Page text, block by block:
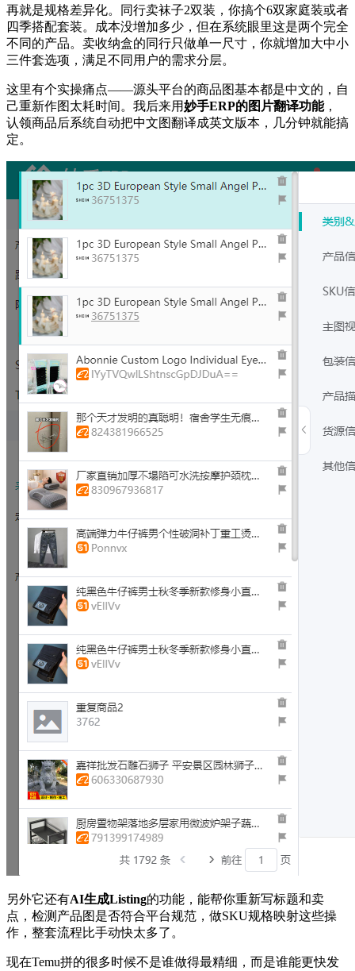
再就是规格差异化。同行卖袜子2双装，你搞个6双家庭装或者
四季搭配套装。成本没增加多少，但在系统眼里这是两个完全
不同的产品。卖收纳盒的同行只做单一尺寸，你就增加大中小
三件套选项，满足不同用户的需求分层。
这里有个实操痛点——源头平台的商品图基本都是中文的，自
己重新作图太耗时间。我后来用妙手ERP的图片翻译功能，
认领商品后系统自动把中文图翻译成英文版本，几分钟就能搞
定。
另外它还有AI生成Listing的功能，能帮你重新写标题和卖
点，检测产品图是否符合平台规范，做SKU规格映射这些操
作，整套流程比手动快太多了。
现在Temu拼的很多时候不是谁做得最精细，而是谁能更快发